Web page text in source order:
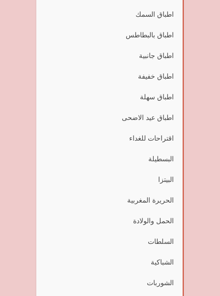
اطباق السمك
اطباق بالبطاطس
اطباق جانبية
اطباق خفيفة
اطباق سهلة
اطباق عيد الاضحى
اقتراحات للغداء
البسطيلة
البيتزا
الحريرة المغربية
الحمل والولادة
السلطات
الشباكية
الشوربات